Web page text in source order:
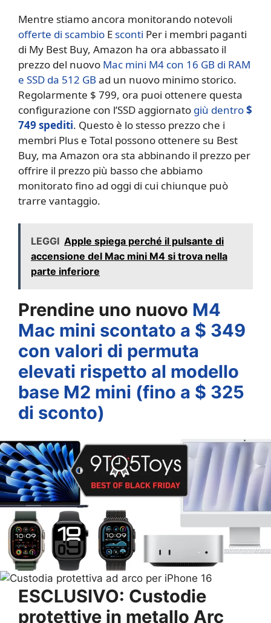
Mentre stiamo ancora monitorando notevoli
offerte di scambio E sconti Per i membri paganti
di My Best Buy, Amazon ha ora abbassato il
prezzo del nuovo Mac mini M4 con 16 GB di RAM
e SSD da 512 GB ad un nuovo minimo storico.
Regolarmente $ 799, ora puoi ottenere questa
configurazione con l’SSD aggiornato giù dentro$
749 spediti. Questo è lo stesso prezzo che i
membri Plus e Total possono ottenere su Best
Buy, ma Amazon ora sta abbinando il prezzo per
offrire il prezzo più basso che abbiamo
monitorato fino ad oggi di cui chiunque può
trarre vantaggio.
LEGGI Apple spiega perché il pulsante di
accensione del Mac mini M4 si trova nella
parte inferiore
Prendine uno nuovo M4
Mac mini scontato a $ 349
con valori di permuta
elevati rispetto al modello
base M2 mini (fino a $ 325
di sconto)
ESCLUSIVO: Custodie
protettive in metallo Arc